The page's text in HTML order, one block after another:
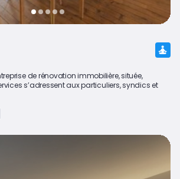
de rénovation immobilière, située,
s’adressent aux particuliers, syndics et